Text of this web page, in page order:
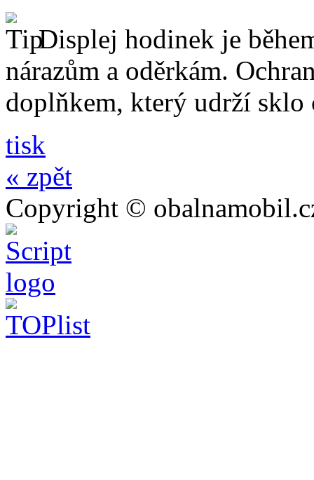
Displej hodinek je
nárazům a oděrkám.
doplňkem, který udrží sklo
tisk
« zpět
Copyright ©